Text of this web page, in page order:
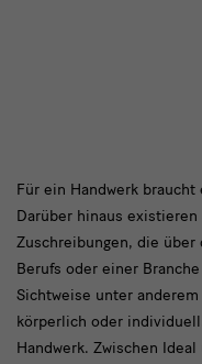
Für
ein
Handwerk
Für ein Handwerk braucht
Darüber hinaus existieren
Zuschreibungen, die über
Berufs oder einer
Sichtweise unter
körperlich oder
Handwerk. Zwischen Ideal